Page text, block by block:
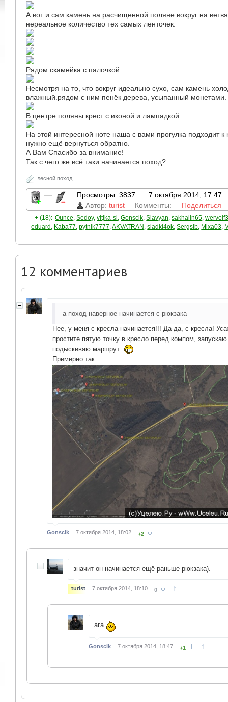
А вот и сам камень на расчищенной поляне.вокруг на
нереальное количество тех самых ленточек.
Рядом скамейка с палочкой.
Несмотря на то, что вокруг идеально сухо, сам камень
влажный.рядом с ним пенёк дерева, усыпанный монетами.
В центре поляны крест с иконой и лампадкой.
На этой интересной ноте наша с вами прогулка подходит к
нужно ещё вернуться обратно.
А Вам Спасибо за внимание!
Так с чего же всё таки начинается поход?
лесной поход
— Просмотры: 3837
7 октября 2014, 17:47
Автор:turist Комменты: Поделиться
+ (18): Ounce,Sedoy,vitjka-sl ,Gonscik,Slavyan,sakhalin65,
eduard , Kaba77,pytnik7777,AKVATRAN ,sladki4ok,Sergsib, Mixa03,
12 комментариев
а поход наверное начинается с рюкзака
Нее, у меня с кресла начинается!!! Да-да, с кресла!
простите пятую точку в кресло перед компом,
подыскиваю маршрут .
Примерно так
Gonscik 7 октября 2014, 18:02 +2
значит он начинается ещё раньше рюкзака).
turist 7 октября 2014, 18:10 0 ↑
ага
Gonscik 7 октября 2014, 18:47 +1 ↑